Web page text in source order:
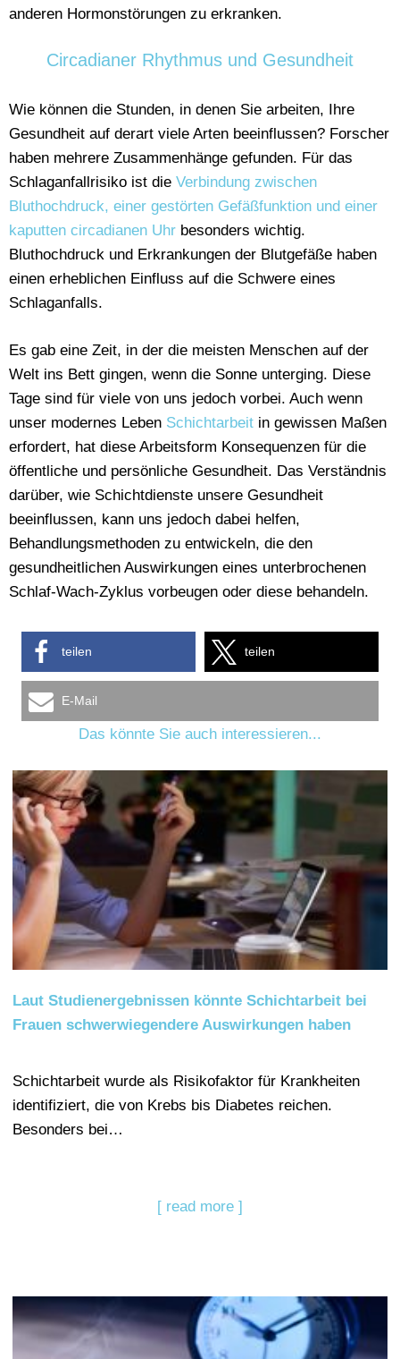
anderen Hormonstörungen zu erkranken.
Circadianer Rhythmus und Gesundheit
Wie können die Stunden, in denen Sie arbeiten, Ihre
Gesundheit auf derart viele Arten beeinflussen? Forscher
haben mehrere Zusammenhänge gefunden. Für das
Schlaganfallrisiko ist die Verbindung zwischen
Bluthochdruck, einer gestörten Gefäßfunktion und einer
kaputten circadianen Uhr besonders wichtig.
Bluthochdruck und Erkrankungen der Blutgefäße haben
einen erheblichen Einfluss auf die Schwere eines
Schlaganfalls.
Es gab eine Zeit, in der die meisten Menschen auf der
Welt ins Bett gingen, wenn die Sonne unterging. Diese
Tage sind für viele von uns jedoch vorbei. Auch wenn
unser modernes Leben Schichtarbeit in gewissen Maßen
erfordert, hat diese Arbeitsform Konsequenzen für die
öffentliche und persönliche Gesundheit. Das Verständnis
darüber, wie Schichtdienste unsere Gesundheit
beeinflussen, kann uns jedoch dabei helfen,
Behandlungsmethoden zu entwickeln, die den
gesundheitlichen Auswirkungen eines unterbrochenen
Schlaf-Wach-Zyklus vorbeugen oder diese behandeln.
teilen teilen
E-Mail
Das könnte Sie auch interessieren...
Laut Studienergebnissen könnte Schichtarbeit bei
Frauen schwerwiegendere Auswirkungen haben
Schichtarbeit wurde als Risikofaktor für Krankheiten
identifiziert, die von Krebs bis Diabetes reichen.
Besonders bei…
[ read more ]